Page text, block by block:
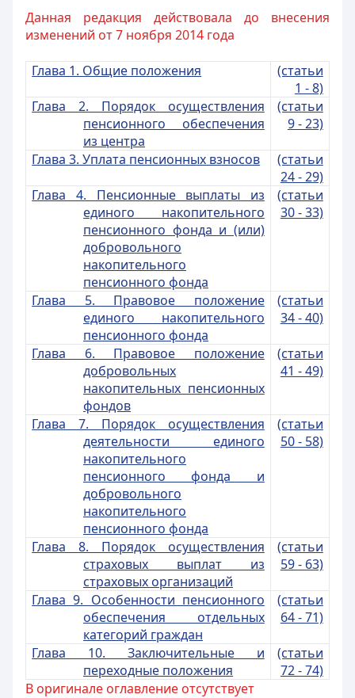
Данная редакция действовала до внесения
изменений от 7 ноября 2014 года
Глава 1. Общие положения
(статьи
1 - 8)
Глава 2. Порядок осуществления
пенсионного обеспечения
из центра
(статьи
9 - 23)
Глава 3. Уплата пенсионных взносов
(статьи
24 - 29)
Глава 4. Пенсионные выплаты из
единого накопительного
пенсионного фонда и (или)
добровольного
накопительного
пенсионного фонда
(статьи
30 - 33)
Глава 5. Правовое положение
единого накопительного
пенсионного фонда
(статьи
34 - 40)
Глава 6. Правовое положение
добровольных
накопительных пенсионных
фондов
(статьи
41 - 49)
Глава 7. Порядок осуществления
деятельности единого
накопительного
пенсионного фонда и
добровольного
накопительного
пенсионного фонда
(статьи
50 - 58)
Глава 8. Порядок осуществления
страховых выплат из
страховых организаций
(статьи
59 - 63)
Глава 9. Особенности пенсионного
обеспечения отдельных
категорий граждан
(статьи
64 - 71)
Глава 10. Заключительные и
переходные положения
(статьи
72 - 74)
В оригинале оглавление отсутствует